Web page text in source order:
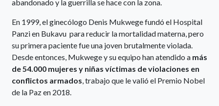
abandonado y la guerrilla se hace con la zona.
En 1999, el ginecólogo Denis Mukwege fundó el Hospital
Panzi en Bukavu para reducir la mortalidad materna, pero
su primera paciente fue una joven brutalmente violada.
Desde entonces, Mukwege y su equipo han atendido a más
de 54.000 mujeres y niñas víctimas de violaciones en
conflictos armados , trabajo que le valió el Premio Nobel
de la Paz en 2018.